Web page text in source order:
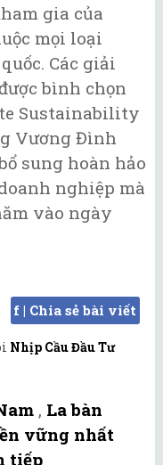
gia của
mọi loại
Các giải
bình chọn
Sustainability
Vương Đình
sung hoàn hảo
nghiệp mà
vào ngày
f | Chia sẻ bài viết
Nhịp Cầu Đầu Tư
, La bàn
vững nhất
tiếp